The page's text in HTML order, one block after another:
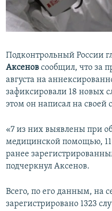
ПОБЕДИТЕЛЕЙ НЕ СУДЯТ?
КРЫМ.НЕПОКОРЕННЫЙ
УКРАИНСКАЯ ПРОБЛЕМА КРЫМА
ПРИСОЕДИНЯЙТЕСЬ!
Подконтрольный России
Аксенов сообщил, что за
августа на
зафиксировали 18 новых
этом он написал на своей
«7 из них выявлены при
медицинской помощью,
ранее
подчеркнул Аксенов.
Всего, по его данным, на
зарегистрировано 1323